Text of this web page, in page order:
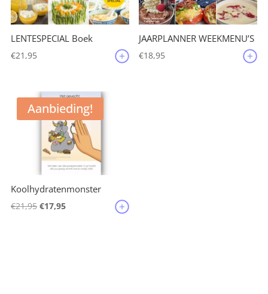
LENTESPECIAL Boek
€21,95
JAARPLANNER WEEKMENU’S
€18,95
Aanbieding!
Koolhydratenmonster
€21,95 Oorspronkelijke
€17,95Huidige